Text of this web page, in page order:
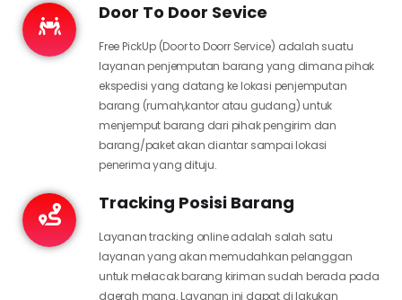
Door To Door Sevice
Free PickUp (Door to Doorr Service) adalah suatu
layanan penjemputan barang yang dimana pihak
ekspedisi yang datang ke lokasi penjemputan
barang (rumah,kantor atau gudang) untuk
menjemput barang dari pihak pengirim dan
barang/paket akan diantar sampai lokasi
penerima yang dituju.
Tracking Posisi Barang
Layanan tracking online adalah salah satu
layanan yang akan memudahkan pelanggan
untuk melacak barang kiriman sudah berada pada
daerah mana. Layanan ini dapat di lakukan